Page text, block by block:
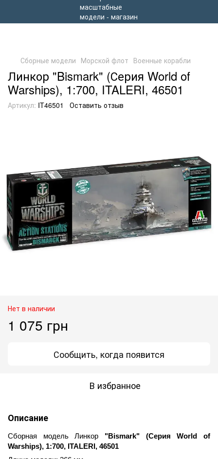
Сборные модели Морской флот Военные корабли
Линкор "Bismark" (Серия World of
Warships), 1:700, ITALERI, 46501
Артикул: IT46501 Оставить отзыв
Нет в наличии
1 075 грн
Сообщить, когда появится
В избранное
Описание
Сборная модель Линкор "Bismark" (Серия World of
Warships), 1:700, ITALERI, 46501